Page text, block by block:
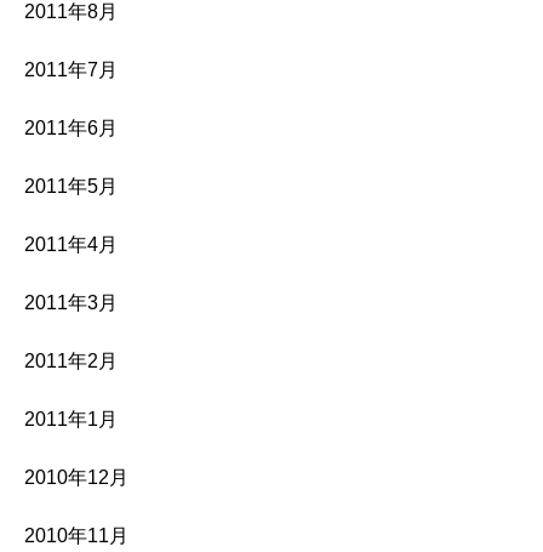
2011年8月
2011年7月
2011年6月
2011年5月
2011年4月
2011年3月
2011年2月
2011年1月
2010年12月
2010年11月